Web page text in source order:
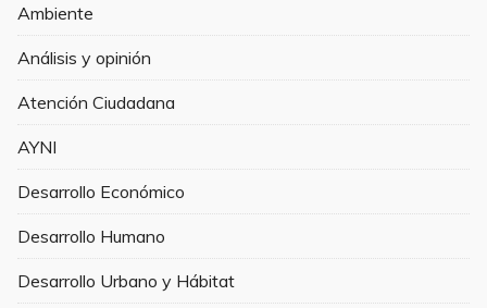
Ambiente
Análisis y opinión
Atención Ciudadana
AYNI
Desarrollo Económico
Desarrollo Humano
Desarrollo Urbano y Hábitat